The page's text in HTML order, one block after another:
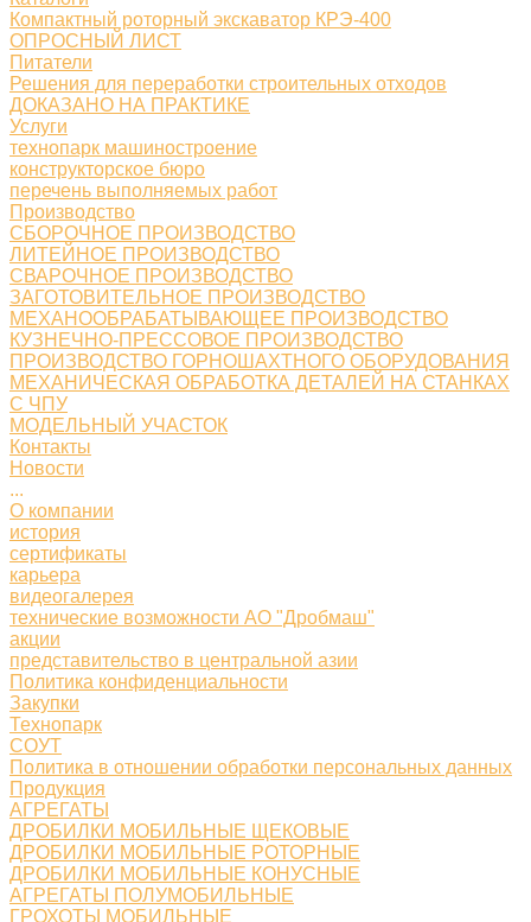
Компактный роторный экскаватор КРЭ-400
ОПРОСНЫЙ ЛИСТ
Питатели
Решения для переработки строительных отходов
ДОКАЗАНО НА ПРАКТИКЕ
Услуги
технопарк машиностроение
конструкторское бюро
перечень выполняемых работ
Производство
СБОРОЧНОЕ ПРОИЗВОДСТВО
ЛИТЕЙНОЕ ПРОИЗВОДСТВО
СВАРОЧНОЕ ПРОИЗВОДСТВО
ЗАГОТОВИТЕЛЬНОЕ ПРОИЗВОДСТВО
МЕХАНООБРАБАТЫВАЮЩЕЕ ПРОИЗВОДСТВО
КУЗНЕЧНО-ПРЕССОВОЕ ПРОИЗВОДСТВО
ПРОИЗВОДСТВО ГОРНОШАХТНОГО ОБОРУДОВАНИЯ
МЕХАНИЧЕСКАЯ ОБРАБОТКА ДЕТАЛЕЙ НА СТАНКАХ
С ЧПУ
МОДЕЛЬНЫЙ УЧАСТОК
Контакты
Новости
...
О компании
история
сертификаты
карьера
видеогалерея
технические возможности АО "Дробмаш"
акции
представительство в центральной азии
Политика конфиденциальности
Закупки
Технопарк
СОУТ
Политика в отношении обработки персональных данных
Продукция
АГРЕГАТЫ
ДРОБИЛКИ МОБИЛЬНЫЕ ЩЕКОВЫЕ
ДРОБИЛКИ МОБИЛЬНЫЕ РОТОРНЫЕ
ДРОБИЛКИ МОБИЛЬНЫЕ КОНУСНЫЕ
АГРЕГАТЫ ПОЛУМОБИЛЬНЫЕ
ГРОХОТЫ МОБИЛЬНЫЕ